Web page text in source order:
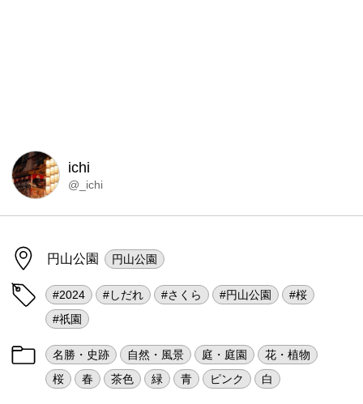
ichi
@_ichi
円山公園 円山公園
#2024 #しだれ #さくら #円山公園
#桜
#祇園
名勝・史跡 自然・風景 庭・庭園
花・植物
桜
春 茶色 緑 青 ピンク 白